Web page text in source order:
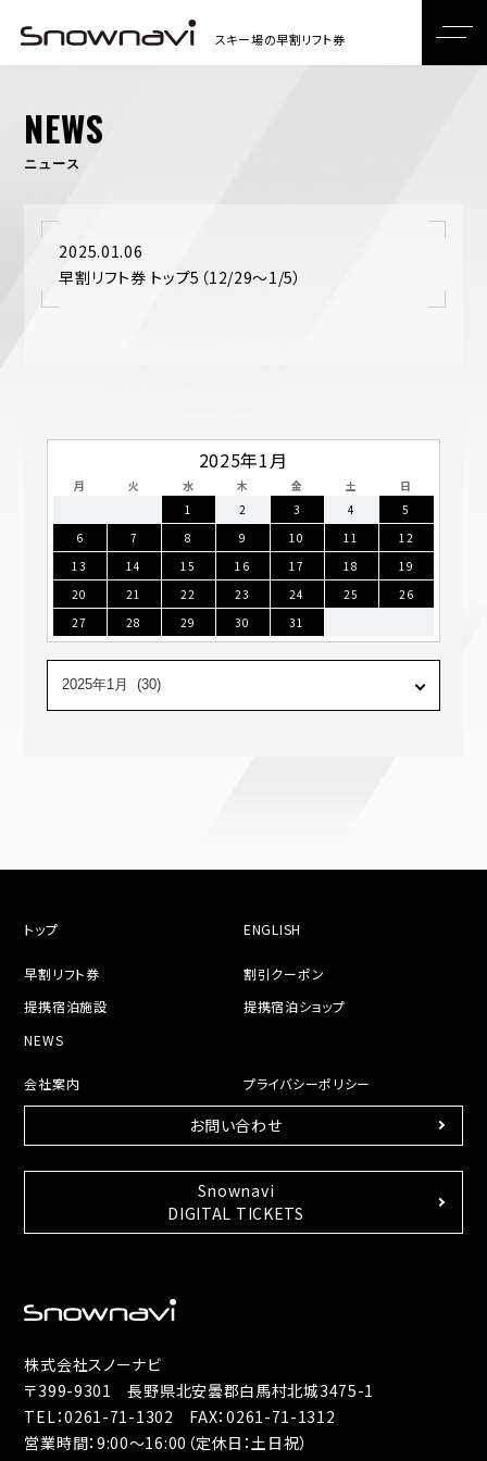
NEWS
ニュース
2025.01.06
早割リフト券 トップ5（12/29～1/5）
2025年1月
月 火 水 木 金 土
日
1
2 3 4
5
6
7 8 9 10 11
12
13
14 15 16 17 18
19
20
21 22 23 24 25
26
27
28 29 30 31
トップ ENGLISH
早割リフト券
割引クーポン
提携宿泊施設
提携宿泊ショップ
NEWS
会社案内 プライバシーポリシー
お問い合わせ
Snownavi
DIGITAL TICKETS
株式会社スノーナビ
〒399-9301 長野県北安曇郡白馬村北城3475-1
TEL：0261-71-1302 FAX：0261-71-1312
営業時間：9:00～16:00（定休日：土日祝）